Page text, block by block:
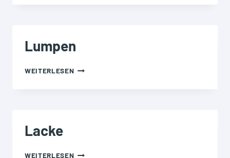
Lumpen
WEITERLESENLUMPEN
Lacke
WEITERLESENLACKE